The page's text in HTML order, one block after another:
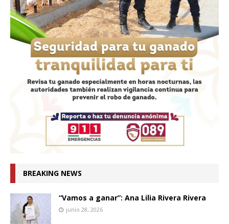
BREAKING NEWS
“Vamos a ganar”: Ana Lilia Rivera Rivera
junio 28, 2026